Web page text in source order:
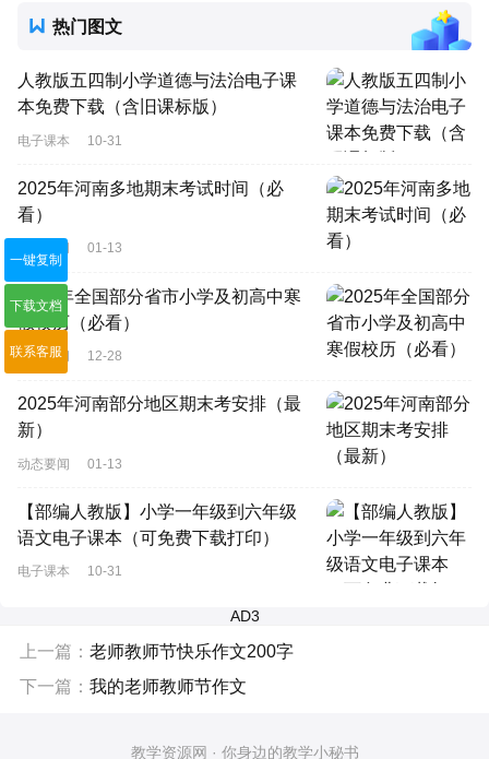
热门图文
人教版五四制小学道德与法治电子课
本免费下载（含旧课标版）
电子课本 10-31
2025年河南多地期末考试时间（必
看）
01-13
2025年全国部分省市小学及初高中寒
假校历（必看）
动态要闻 12-28
2025年河南部分地区期末考安排（最
新）
动态要闻 01-13
【部编人教版】小学一年级到六年级
语文电子课本（可免费下载打印）
电子课本 10-31
AD3
上一篇： 老师教师节快乐作文200字
下一篇： 我的老师教师节作文
教学资源网 · 你身边的教学小秘书
一键复制
下载文档
联系客服